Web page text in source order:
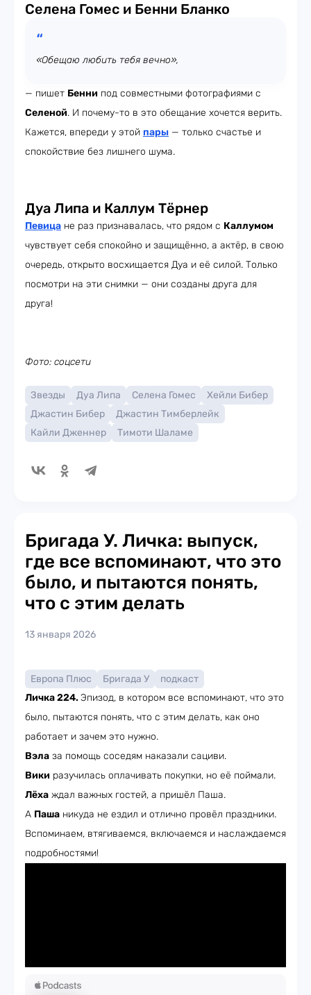
Селена Гомес и Бенни Бланко
«Обещаю любить тебя вечно»,
— пишет Бенни под совместными фотографиями с
Селеной. И почему-то в это обещание хочется верить.
Кажется, впереди у этой пары — только счастье и
спокойствие без лишнего шума.
Дуа Липа и Каллум Тёрнер
Певица не раз признавалась, что рядом с Каллумом
чувствует себя спокойно и защищённо, а актёр, в свою
очередь, открыто восхищается Дуа и её силой. Только
посмотри на эти снимки — они созданы друга для
друга!
Фото: соцсети
Звезды Дуа Липа Селена Гомес
Хейли Бибер
Джастин Бибер
Джастин Тимберлейк
Кайли Дженнер
Тимоти Шаламе
Бригада У. Личка: выпуск,
где все вспоминают, что это
было, и пытаются понять,
что с этим делать
13 января 2026
Европа Плюс Бригада У
подкаст
Личка 224. Эпизод, в котором все вспоминают, что это
было, пытаются понять, что с этим делать, как оно
работает и зачем это нужно.
Вэла за помощь соседям наказали сациви.
Вики разучилась оплачивать покупки, но её поймали.
Лёха ждал важных гостей, а пришёл Паша.
А Паша никуда не ездил и отлично провёл праздники.
Вспоминаем, втягиваемся, включаемся и наслаждаемся
подробностями!